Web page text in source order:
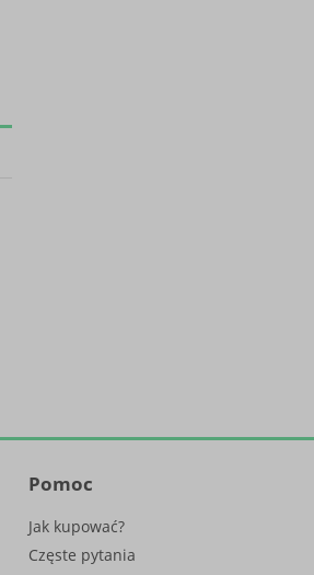
Pomoc
Jak kupować?
Częste pytania